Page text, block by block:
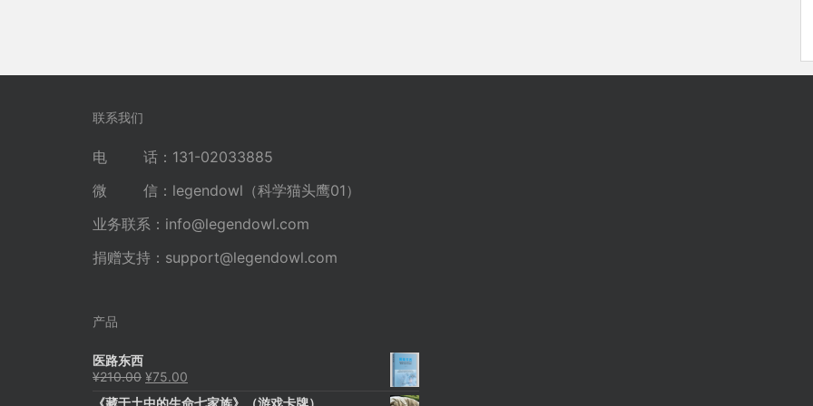
联系我们
电 话：131-02033885
微 信：legendowl（科学猫头鹰01）
业务联系： info@legendowl.com
捐赠支持： support@legendowl.com
产品
医路东西
¥210.00 原
¥75.00